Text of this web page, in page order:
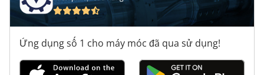
Ứng dụng số 1 cho máy móc đã qua sử dụng!